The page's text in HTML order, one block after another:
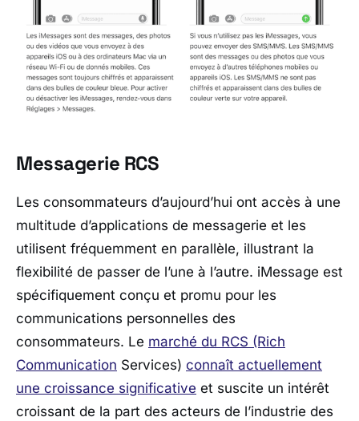
Messagerie RCS
Les consommateurs d’aujourd’hui ont accès à une
multitude d’applications de messagerie et les
utilisent fréquemment en parallèle, illustrant la
flexibilité de passer de l’une à l’autre. iMessage est
spécifiquement conçu et promu pour les
communications personnelles des
consommateurs. Le marché du RCS (Rich
Communication Services) connaît actuellement
une croissance significative et suscite un intérêt
croissant de la part des acteurs de l’industrie des